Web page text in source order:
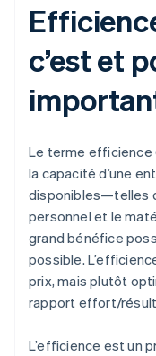
c’est et
Le terme
la capacité d’une
disponibles—telles
personnel et le
grand bénéfice
possible.
prix, mais plutôt
rapport effort/
L’efficience est un